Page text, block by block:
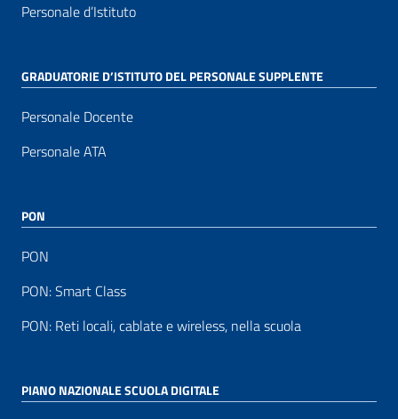
Personale d’Istituto
GRADUATORIE D’ISTITUTO DEL PERSONALE SUPPLENTE
Personale Docente
Personale ATA
PON
PON
PON: Smart Class
PON: Reti locali, cablate e wireless, nella scuola
PIANO NAZIONALE SCUOLA DIGITALE